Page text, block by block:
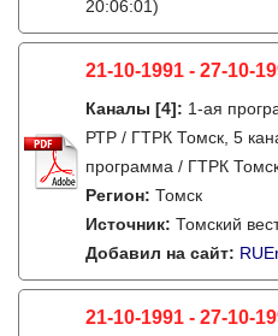
20:06:01)
21-10-1991 - 27-10-
Каналы [4]: 1-ая
РТР / ГТРК Томск, 5
программа / ГТРК
Регион: Томск
Источник: Томский
Добавил на сайт:
21-10-1991 - 27-10-